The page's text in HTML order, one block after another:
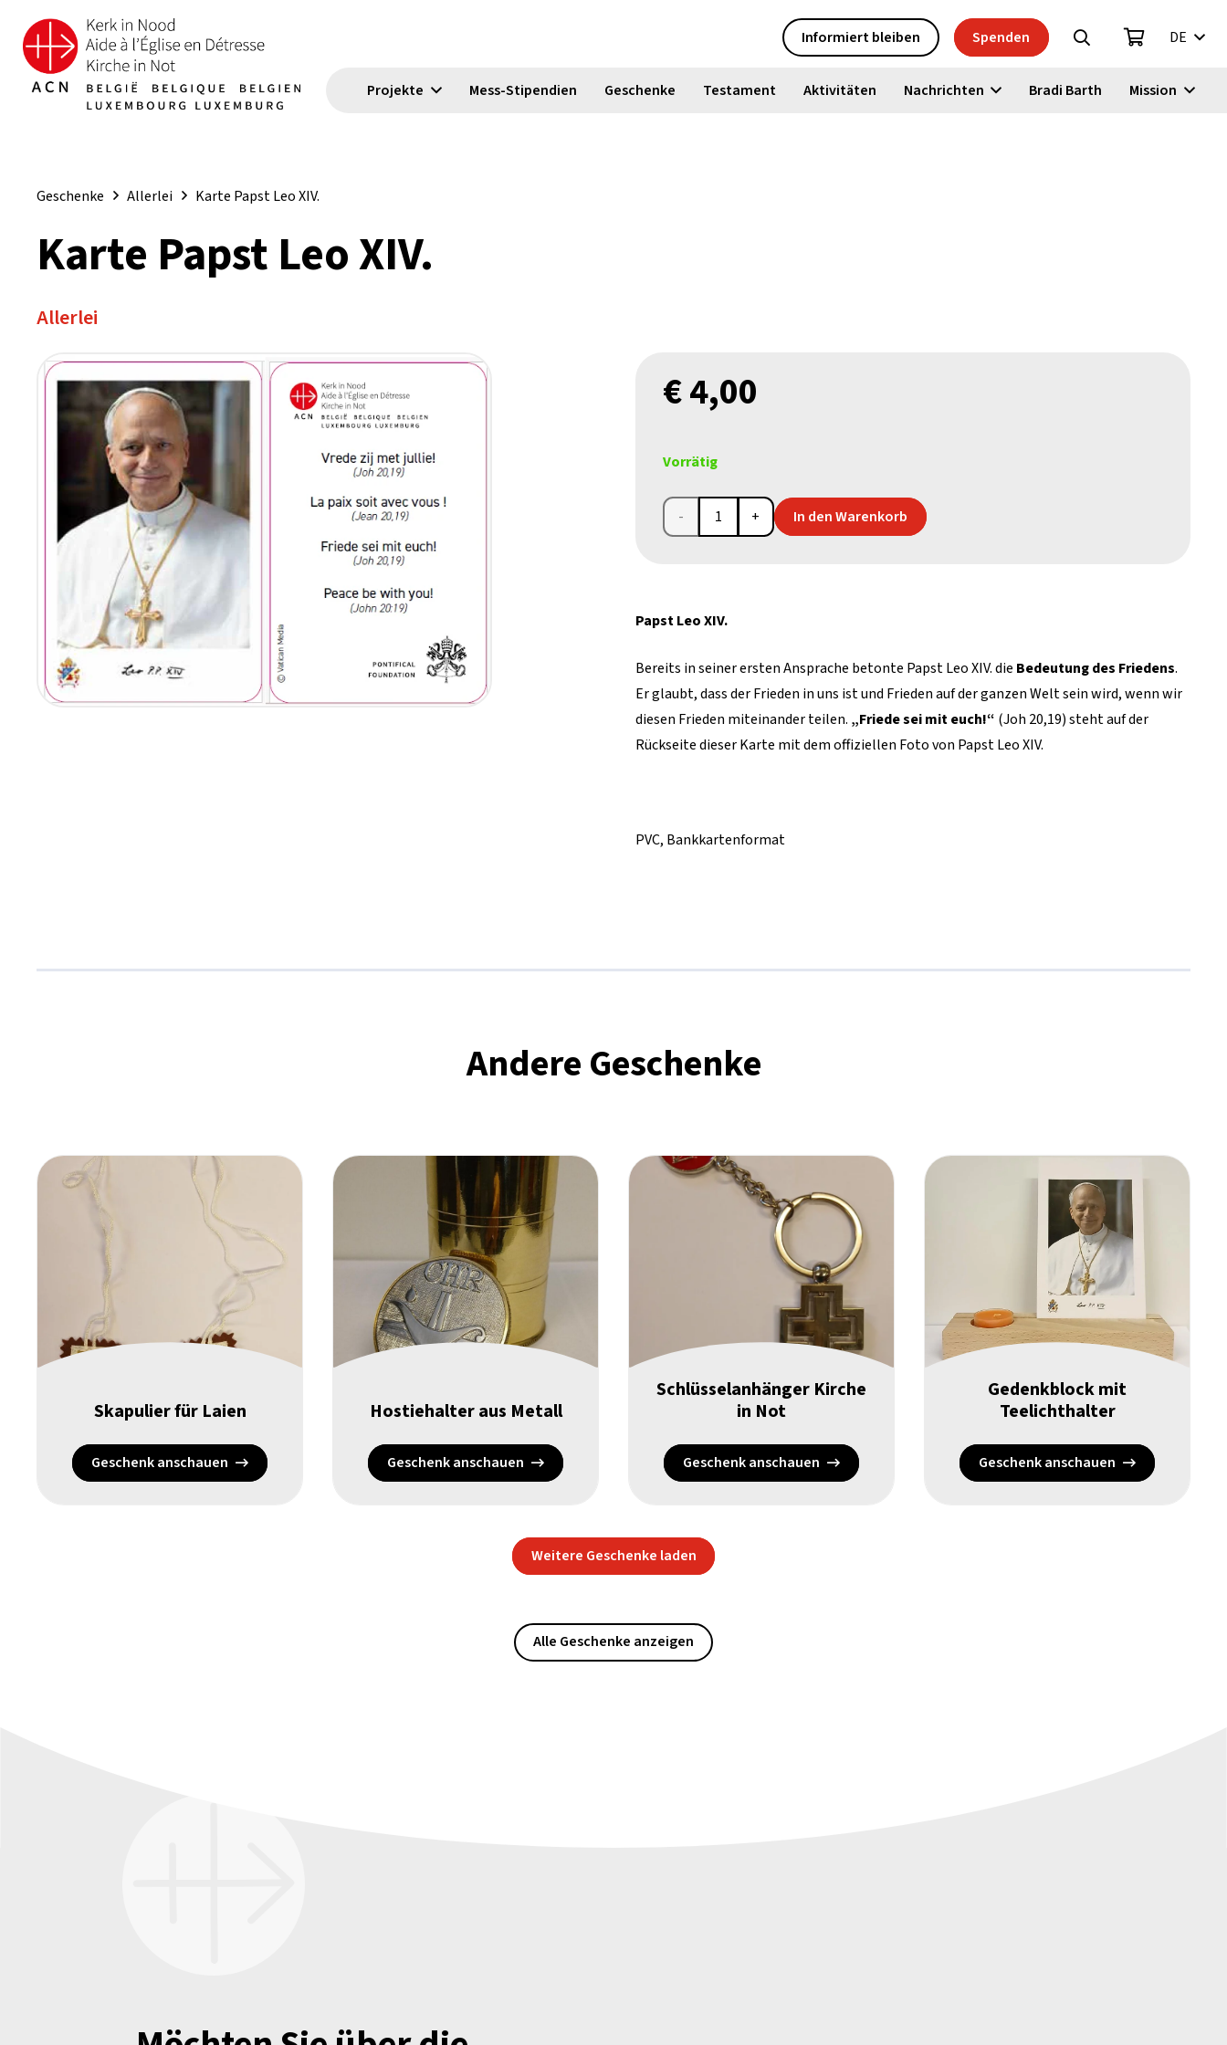
Informiert bleiben Spenden DE
Projekte Mess-Stipendien Geschenke Testament Aktivitäten Nachrichten Bradi Barth Mission
Geschenke Allerlei Karte Papst Leo XIV.
Karte Papst Leo XIV.
Allerlei
€4,00
Vorrätig
Karte
XIV.
Menge
In den Warenkorb
Papst Leo XIV.
Bereits in seiner ersten Ansprache betonte Papst Leo XIV. die Bedeutung des Friedens.
Er glaubt, dass der Frieden in uns ist und Frieden auf der ganzen Welt sein wird, wenn wir
diesen Frieden miteinander teilen. „Friede sei mit euch!“ (Joh 20,19) steht auf der
Rückseite dieser Karte mit dem offiziellen Foto von Papst Leo XIV.
PVC, Bankkartenformat
Andere Geschenke
Skapulier für Laien
Geschenk anschauen
Hostiehalter aus Metall
Geschenk anschauen
Schlüsselanhänger Kirche
in Not
Geschenk anschauen
Gedenkblock mit
Teelichthalter
Geschenk anschauen
Weitere Geschenke laden
Alle Geschenke anzeigen